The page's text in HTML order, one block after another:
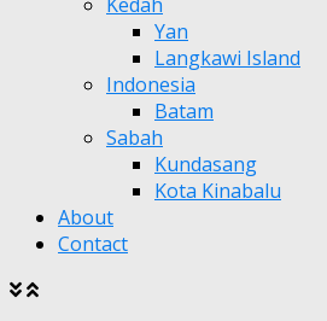
Yan
Langkawi Island
Indonesia
Batam
Sabah
Kundasang
Kota Kinabalu
About
Contact